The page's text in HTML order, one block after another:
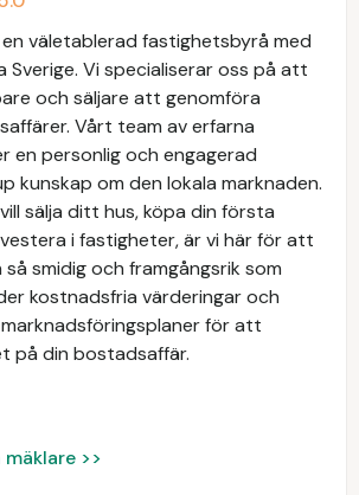
väletablerad fastighetsbyrå med
Sverige. Vi specialiserar oss på att
och säljare att genomföra
Vårt team av erfarna
en personlig och engagerad
kunskap om den lokala marknaden.
sälja ditt hus, köpa din första
i fastigheter, är vi här för att
smidig och framgångsrik som
kostnadsfria värderingar och
för att
på din bostadsaffär.
>>